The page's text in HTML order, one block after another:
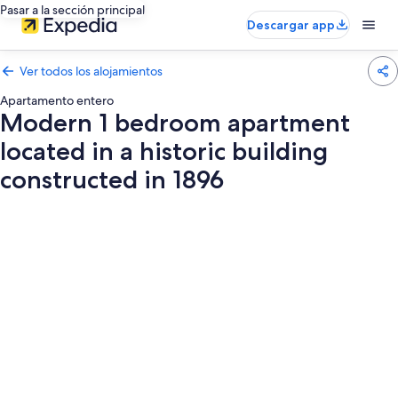
Pasar a la sección principal
Descargar app
Ver todos los alojamientos
Apartamento entero
Modern 1 bedroom apartment
located in a historic building
constructed in 1896